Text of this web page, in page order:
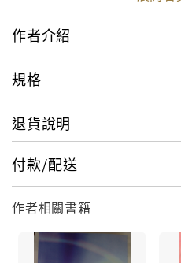
作者介紹
規格
退貨說明
付款/配送
作者相關書籍